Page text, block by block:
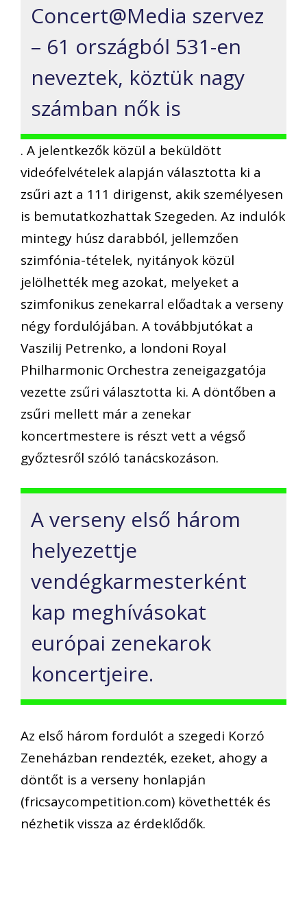
Concert@Media szervez
– 61 országból 531-en
neveztek, köztük nagy
számban nők is
. A jelentkezők közül a beküldött
videófelvételek alapján választotta ki a
zsűri azt a 111 dirigenst, akik személyesen
is bemutatkozhattak Szegeden. Az indulók
mintegy húsz darabból, jellemzően
szimfónia-tételek, nyitányok közül
jelölhették meg azokat, melyeket a
szimfonikus zenekarral előadtak a verseny
négy fordulójában. A továbbjutókat a
Vaszilij Petrenko, a londoni Royal
Philharmonic Orchestra zeneigazgatója
vezette zsűri választotta ki. A döntőben a
zsűri mellett már a zenekar
koncertmestere is részt vett a végső
győztesről szóló tanácskozáson.
A verseny első három
helyezettje
vendégkarmesterként
kap meghívásokat
európai zenekarok
koncertjeire.
Az első három fordulót a szegedi Korzó
Zeneházban rendezték, ezeket, ahogy a
döntőt is a verseny honlapján
(fricsaycompetition.com) követhették és
nézhetik vissza az érdeklődők.